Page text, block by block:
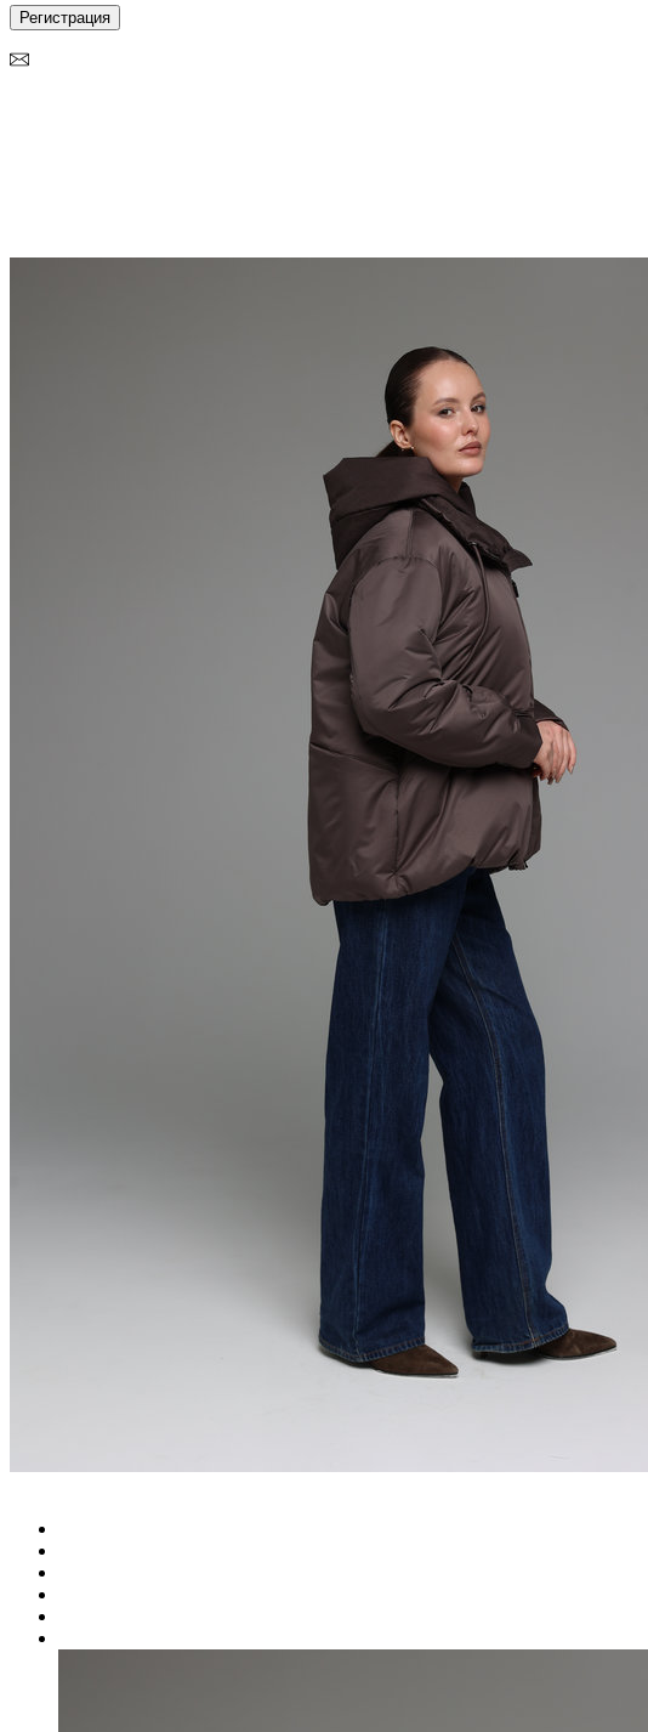
Регистрация